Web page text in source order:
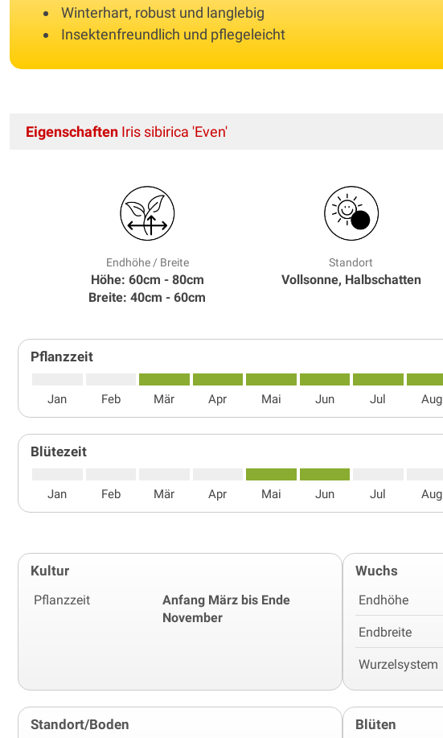
Winterhart, robust und langlebig
Insektenfreundlich und pflegeleicht
Eigenschaften Iris sibirica 'Even'
Endhöhe / Breite
Höhe: 60cm - 80cm
Breite: 40cm - 60cm
Standort
Vollsonne, Halbschatten
Pflanzzeit
Jan Feb Mär Apr Mai Jun Jul Aug
Blütezeit
Jan Feb Mär Apr Mai Jun Jul Aug
Kultur
Pflanzzeit
Anfang März bis Ende
November
Wuchs
Endhöhe
Endbreite
Wurzelsystem
Standort/Boden Blüten